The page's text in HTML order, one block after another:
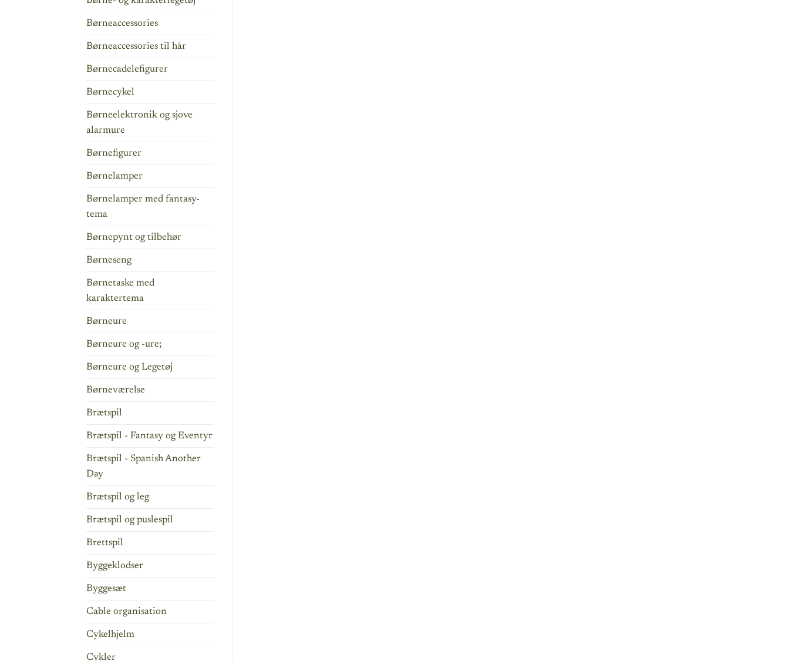
Børneaccessories
Børneaccessories til hår
Børnecadelefigurer
Børnecykel
Børneelektronik og sjove
alarmure
Børnefigurer
Børnelamper
Børnelamper med fantasy-
tema
Børnepynt og tilbehør
Børneseng
Børnetaske med
karaktertema
Børneure
Børneure og -ure;
Børneure og Legetøj
Børneværelse
Brætspil
Brætspil - Fantasy og Eventyr
Brætspil - Spanish Another
Day
Brætspil og leg
Brætspil og puslespil
Brettspil
Byggeklodser
Byggesæt
Cable organisation
Cykelhjelm
Cykler